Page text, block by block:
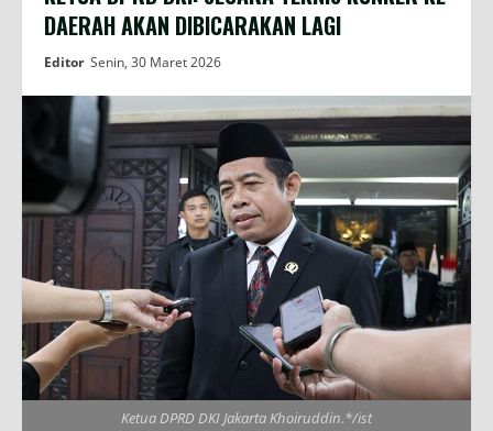
DAERAH AKAN DIBICARAKAN LAGI
Editor Senin, 30 Maret 2026
Ketua DPRD DKI Jakarta Khoiruddin.*/ist